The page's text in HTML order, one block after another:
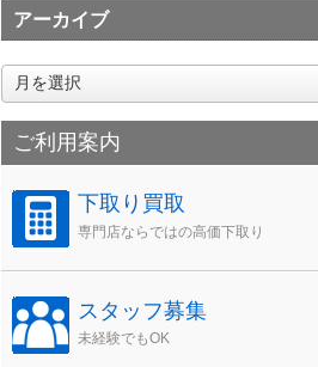
アーカイブ
ア
ー
カ
イ
ブ
ご利用案内
下取り買取
専門店ならではの高価下取り
スタッフ募集
未経験でもOK